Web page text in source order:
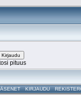
pituus
KIRJAUDU